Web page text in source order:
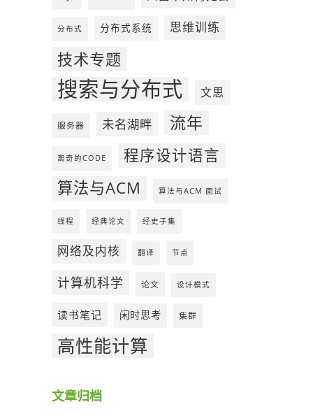
分布式 分布式系统 思维训练
技术专题
搜索与分布式 文思
服务器 未名湖畔 流年
离奇的CODE 程序设计语言
算法与ACM 算法与ACM 面试
线程 经典论文 经史子集
网络及内核 翻译 节点
计算机科学 论文 设计模式
读书笔记 闲时思考 集群
高性能计算
文章归档